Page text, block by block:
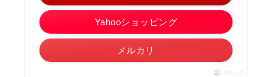
Yahooショッピング
メルカリ
ポチップ